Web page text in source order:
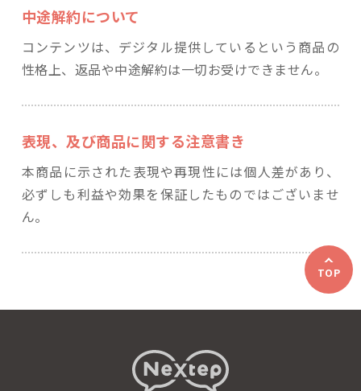
中途解約について
コンテンツは、デジタル提供しているという商品の
性格上、返品や中途解約は一切お受けできません。
表現、及び商品に関する注意書き
本商品に示された表現や再現性には個人差があり、
必ずしも利益や効果を保証したものではございませ
ん。
TOP